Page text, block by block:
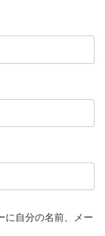
に自分の名前、メー